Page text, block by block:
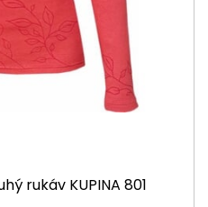
rukáv KUPINA 801